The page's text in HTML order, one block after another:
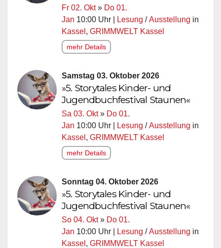
Fr 02. Okt» Do 01.
Jan 10:00 Uhr | Lesung /Ausstellung in
Kassel , GRIMMWELT Kassel
mehr Details
Samstag 03. Oktober 2026
»5. Storytales Kinder- und
Jugendbuchfestival Staunen«
Sa 03. Okt» Do 01.
Jan 10:00 Uhr | Lesung /Ausstellung in
Kassel , GRIMMWELT Kassel
mehr Details
Sonntag 04. Oktober 2026
»5. Storytales Kinder- und
Jugendbuchfestival Staunen«
So 04. Okt» Do 01.
Jan 10:00 Uhr | Lesung /Ausstellung in
Kassel , GRIMMWELT Kassel